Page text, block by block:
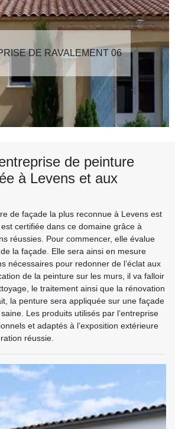
DE RAVALEMENT 06
de peinture
à Levens et aux
de façade la plus reconnue à Levens est
certifiée dans ce domaine grâce à
réussies. Pour commencer, elle évalue
de la façade. Elle sera ainsi en mesure
nécessaires pour redonner de l’éclat aux
de la peinture sur les murs, il va falloir
le traitement ainsi que la rénovation
la penture sera appliquée sur une façade
Les produits utilisés par l’entreprise
et adaptés à l’exposition extérieure
réussie.